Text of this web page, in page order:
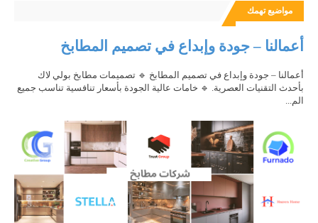
مواضيع تهمك
أعمالنا – جودة وإبداع في تصميم المطابخ
أعمالنا – جودة وإبداع في تصميم المطابخ 🔹 تصميمات مطابخ بولي لاك
بأحدث التقنيات العصرية. 🔹 خامات عالية الجودة بأسعار تنافسية تناسب جميع
الم...